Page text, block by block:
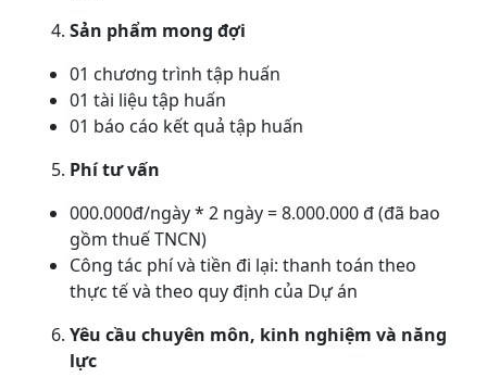
Sản phẩm mong đợi
01 chương trình tập huấn
01 tài liệu tập huấn
01 báo cáo kết quả tập huấn
Phí tư vấn
000.000đ/ngày * 2 ngày = 8.000.000 đ (đã bao
gồm thuế TNCN)
Công tác phí và tiền đi lại: thanh toán theo
thực tế và theo quy định của Dự án
Yêu cầu chuyên môn, kinh nghiệm và năng
lực